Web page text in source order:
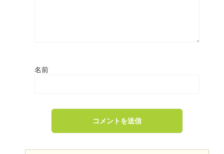
名前